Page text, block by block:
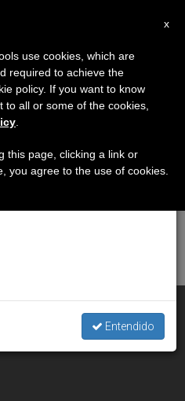
De Rockville
×
haremos la pausa
en el periodo de verano
y también el
Entendido
x
use cookies, which are
required to achieve the
policy. If you want to know
all or some of the cookies,
this page, clicking a link or
you agree to the use of cookies.